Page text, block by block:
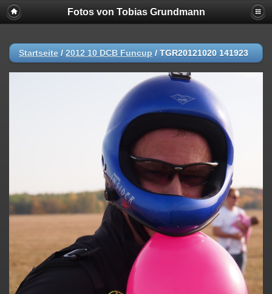
Fotos von Tobias Grundmann
Startseite / 2012 10 DCB Funcup / TGR20121020 141923